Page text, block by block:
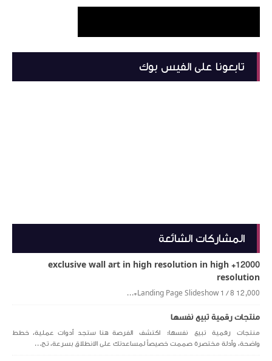
تابعونا على الفيس بوك
المشاركات الشائعة
12000+ exclusive wall art in high resolution in high
resolution
Landing Page Slideshow 1 / 8 12,000+...
منتجات رقمية تبيع نفسها
منتجات رقمية تبيع نفسها: اكتشف الفرصة هنا ستجد أدوات عملية، خطط
واضحة، وأدلة مختصرة صممت خصيصاً لمساعدتك على الانطلاق بسرعة، تج...